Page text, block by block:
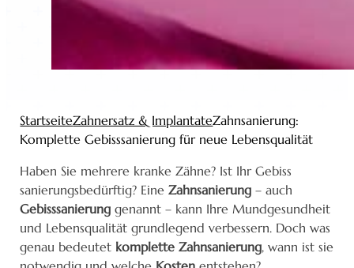
StartseiteZahnersatz & ImplantateZahnsanierung:
Komplette Gebisssanierung für neue Lebensqualität
Haben Sie mehrere kranke Zähne? Ist Ihr Gebiss
sanierungsbedürftig? EineZahnsanierung – auch
Gebisssanierung genannt – kann Ihre Mundgesundheit
und Lebensqualität grundlegend verbessern. Doch was
genau bedeutet komplette Zahnsanierung, wann ist sie